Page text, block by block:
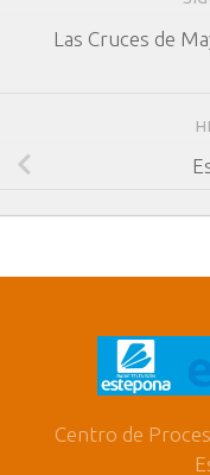
Las Cruces de
Centro de